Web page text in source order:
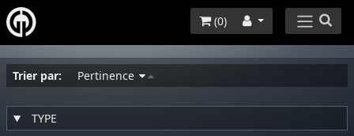
(0)
Trier par: Pertinence
TYPE